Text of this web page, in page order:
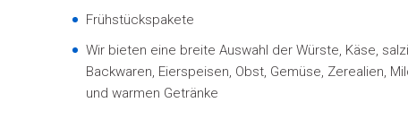
Frühstückspakete
Wir bieten eine breite Auswahl der Würste, Käse,
Backwaren, Eierspeisen, Obst, Gemüse, Zerealien,
und warmen Getränke